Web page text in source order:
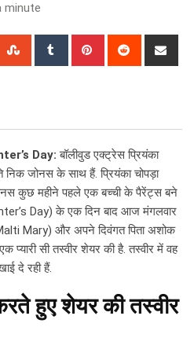
minute
StumbleUpon
Tumblr Pinterest Reddit
Day: बॉलीवुड एक्ट्रेस प्रियंका
निक जोनस के साथ हैं. प्रियंका चोपड़ा
कुछ महीने पहले एक बच्ची के पैरेंट्स बने
Day) के एक दिन बाद आज मंगलवार
Mary) और अपने दिवंगत पिता अशोक
सी तस्वीर शेयर की है. तस्वीर में वह
दे रही हैं.
हुए शेयर की तस्वीर